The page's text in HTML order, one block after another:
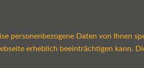
personenbezogene Daten von Ihnen
erheblich beeinträchtigen kann.